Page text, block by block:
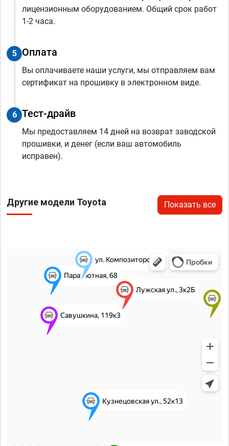
лицензионным оборудованием. Общий срок работ
1-2 часа.
5 Оплата
Вы оплачиваете наши услуги, мы отправляем вам
сертификат на прошивку в электронном виде.
6 Тест-драйв
Мы предоставляем 14 дней на возврат заводской
прошивки, и денег (если ваш автомобиль
исправен).
Другие модели Toyota Показать все